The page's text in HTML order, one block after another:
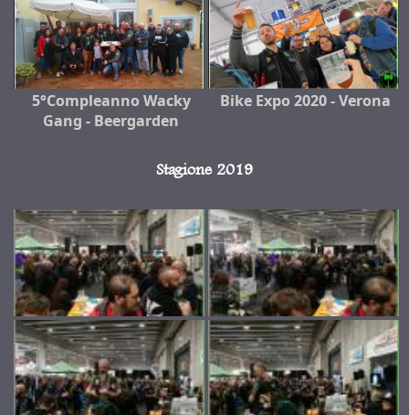
5°Compleanno Wacky
Gang - Beergarden
Bike Expo 2020 - Verona
Stagione 2019